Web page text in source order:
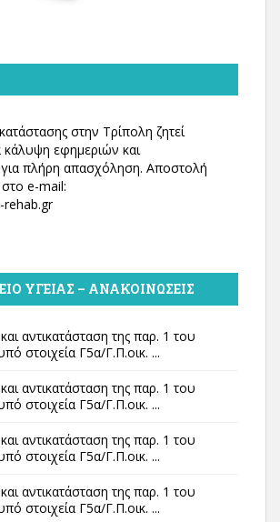
στην Τρίπολη ζητεί
κάλυψη εφημεριών και
πλήρη απασχόληση. Αποστολή
e-mail:
rehab.gr
ΥΓΕΊΑΣ – ΑΝΑΚΟΙΝΏΣΕΙΣ
αντικατάσταση της παρ. 1 του
στοιχεία Γ5α/Γ.Π.οικ. ...
αντικατάσταση της παρ. 1 του
στοιχεία Γ5α/Γ.Π.οικ. ...
αντικατάσταση της παρ. 1 του
στοιχεία Γ5α/Γ.Π.οικ. ...
αντικατάσταση της παρ. 1 του
στοιχεία Γ5α/Γ.Π.οικ. ...